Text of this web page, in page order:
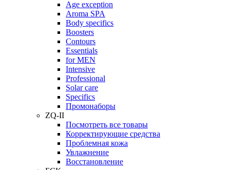
Age exception
Aroma SPA
Body specifics
Boosters
Contours
Essentials
for MEN
Intensive
Professional
Solar care
Specifics
Промонаборы
ZQ-II
Посмотреть все товары
Корректирующие средства
Проблемная кожа
Увлажнение
Восстановление